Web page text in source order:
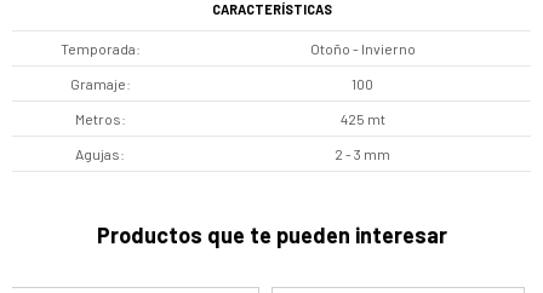
CARACTERÍSTICAS
Temporada Otoño - Invierno
Gramaje 100
Metros 425 mt
Agujas 2 - 3 mm
Productos que te pueden interesar